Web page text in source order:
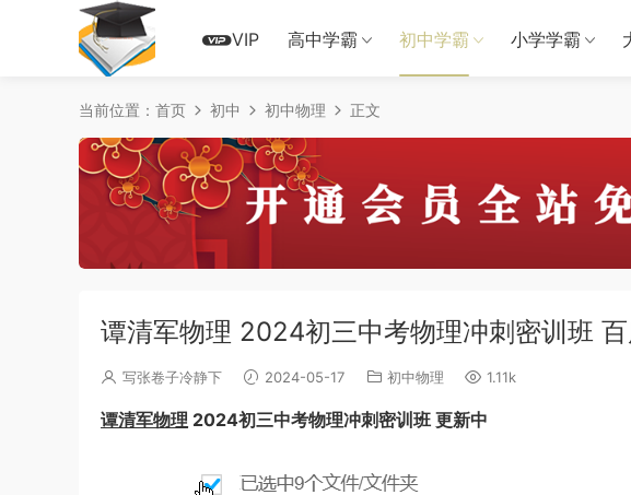
VIP 高中学霸 初中学霸 小学学霸
当前位置： 首页 初中 初中物理 正文
谭清军物理 2024初三中考物理冲刺密训班
写张卷子冷静下 2024-05-17 初中物理 1.11k
谭清军物理 2024初三中考物理冲刺密训班 更新中